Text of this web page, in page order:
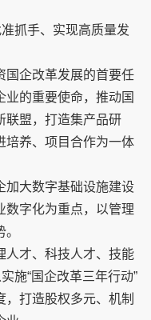
抓手、实现高质量发
国企改革发展的首要任
业的重要使命，推动国
联盟，打造集产品研
培养、项目合作为一体
加大数字基础设施建设
数字化为重点，以管理
人才、科技人才、技能
施“国企改革三年行动”
打造股权多元、机制